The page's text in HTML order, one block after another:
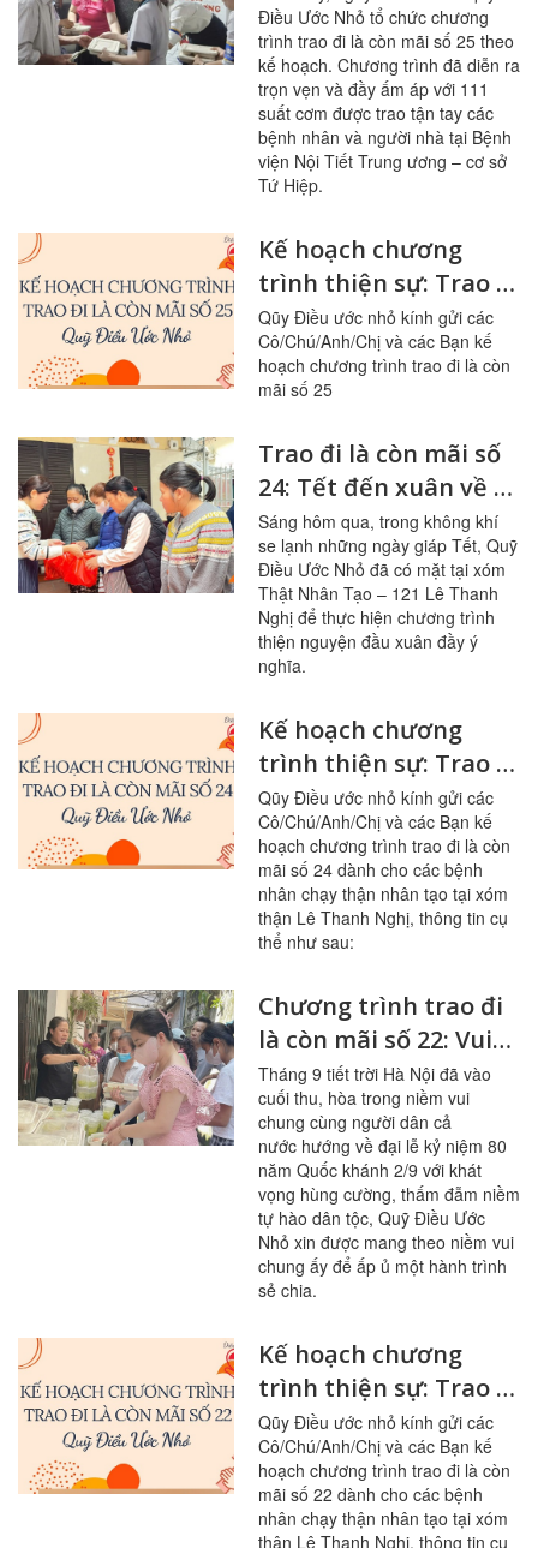
Điều Ước Nhỏ tổ chức chương
trình trao đi là còn mãi số 25 theo
kế hoạch. Chương trình đã diễn ra
trọn vẹn và đầy ấm áp với 111
suất cơm được trao tận tay các
bệnh nhân và người nhà tại Bệnh
viện Nội Tiết Trung ương – cơ sở
Tứ Hiệp.
Kế hoạch chương
trình thiện sự: Trao đi
là còn mãi số 25
Qũy Điều ước nhỏ kính gửi các
Cô/Chú/Anh/Chị và các Bạn kế
hoạch chương trình trao đi là còn
mãi số 25
Trao đi là còn mãi số
24: Tết đến xuân về -
Bính Ngọ
Sáng hôm qua, trong không khí
se lạnh những ngày giáp Tết, Quỹ
Điều Ước Nhỏ đã có mặt tại xóm
Thật Nhân Tạo – 121 Lê Thanh
Nghị để thực hiện chương trình
thiện nguyện đầu xuân đầy ý
nghĩa.
Kế hoạch chương
trình thiện sự: Trao đi
là còn mãi số 24
Qũy Điều ước nhỏ kính gửi các
Cô/Chú/Anh/Chị và các Bạn kế
hoạch chương trình trao đi là còn
mãi số 24 dành cho các bệnh
nhân chạy thận nhân tạo tại xóm
thận Lê Thanh Nghị, thông tin cụ
thể như sau:
Chương trình trao đi
là còn mãi số 22: Vui
cùng niềm vui của đất
nước tại xóm thận
nhân tạo Lê Thanh
Nghị
Tháng 9 tiết trời Hà Nội đã vào
cuối thu, hòa trong niềm vui
chung cùng người dân cả
nước hướng về đại lễ kỷ niệm 80
năm Quốc khánh 2/9 với khát
vọng hùng cường, thấm đẫm niềm
tự hào dân tộc, Quỹ Điều Ước
Nhỏ xin được mang theo niềm vui
chung ấy để ấp ủ một hành trình
sẻ chia.
Kế hoạch chương
trình thiện sự: Trao đi
là còn mãi số 22
Qũy Điều ước nhỏ kính gửi các
Cô/Chú/Anh/Chị và các Bạn kế
hoạch chương trình trao đi là còn
mãi số 22 dành cho các bệnh
nhân chạy thận nhân tạo tại xóm
thận Lê Thanh Nghị, thông tin cụ